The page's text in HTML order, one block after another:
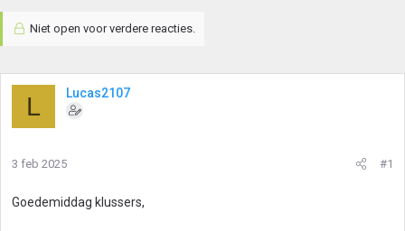
Niet open voor verdere reacties.
L Lucas2107
3 feb 2025 #1
Goedemiddag klussers,